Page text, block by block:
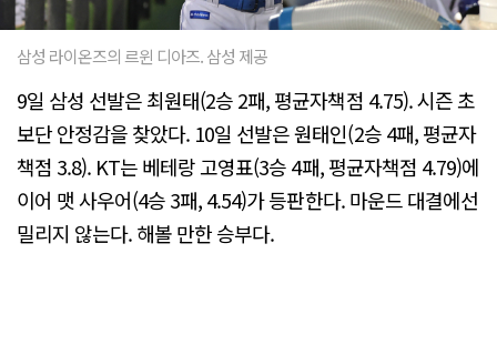
삼성 라이온즈의 르윈 디아즈. 삼성 제공
9일 삼성 선발은 최원태(2승 2패, 평균자책점 4.75). 시즌 초
보단 안정감을 찾았다. 10일 선발은 원태인(2승 4패, 평균자
책점 3.8). KT는 베테랑 고영표(3승 4패, 평균자책점 4.79)에
이어 맷 사우어(4승 3패, 4.54)가 등판한다. 마운드 대결에선
밀리지 않는다. 해볼 만한 승부다.